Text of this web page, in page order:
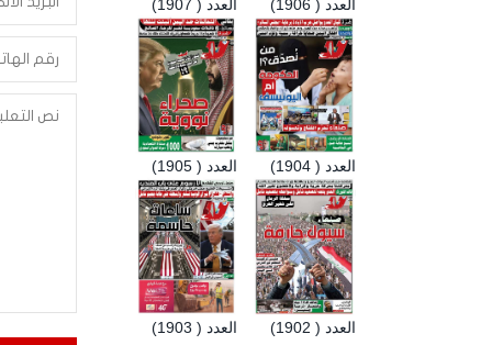
العدد ( 1907) العدد ( 1906)
العدد ( 1905) العدد ( 1904)
العدد ( 1903) العدد ( 1902)